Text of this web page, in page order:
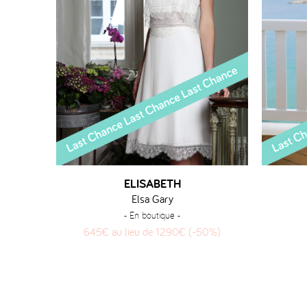
ELISABETH
Elsa Gary
- En boutique -
645€ au lieu de 1290€ (-50%)